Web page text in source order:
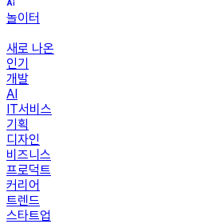
놀이터
새로 나온
인기
개발
AI
IT서비스
기획
디자인
비즈니스
프로덕트
커리어
트렌드
스타트업